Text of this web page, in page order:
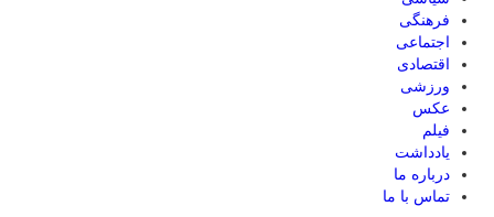
فرهنگی
اجتماعی
اقتصادی
ورزشی
عکس
فیلم
یادداشت
درباره ما
تماس با ما